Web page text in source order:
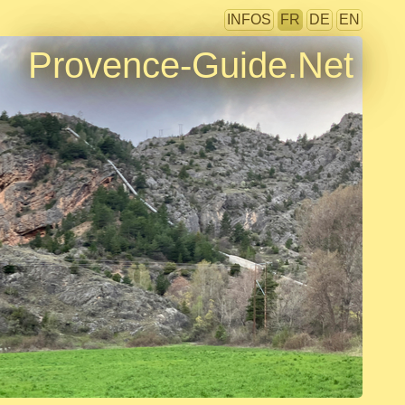
INFOS FR DE EN
Provence-Guide.Net